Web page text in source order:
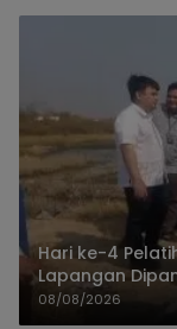
Hari ke-4
Lapangan
08/08/2026